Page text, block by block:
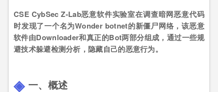
CSE CybSec Z-Lab恶意软件实验室在调查暗网恶意代码
时发现了一个名为Wonder botnet的新僵尸网络，该恶意
软件由Downloader和真正的Bot两部分组成，通过一些规
避技术躲避检测分析，隐藏自己的恶意行为。
一、概述